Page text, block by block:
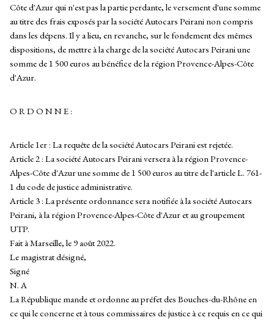
Côte d'Azur qui n'est pas la partie perdante, le versement d'une somme
au titre des frais exposés par la société Autocars Peirani non compris
dans les dépens. Il y a lieu, en revanche, sur le fondement des mêmes
dispositions, de mettre à la charge de la société Autocars Peirani une
somme de 1 500 euros au bénéfice de la région Provence-Alpes-Côte
d'Azur.
O R D O N N E :
Article 1er : La requête de la société Autocars Peirani est rejetée.
Article 2 : La société Autocars Peirani versera à la région Provence-
Alpes-Côte d'Azur une somme de 1 500 euros au titre de l'article L. 761-
1 du code de justice administrative.
Article 3 : La présente ordonnance sera notifiée à la société Autocars
Peirani, à la région Provence-Alpes-Côte d'Azur et au groupement
UTP.
Fait à Marseille, le 9 août 2022.
Le magistrat désigné,
Signé
N. A
La République mande et ordonne au préfet des Bouches-du-Rhône en
ce qui le concerne et à tous commissaires de justice à ce requis en ce qui